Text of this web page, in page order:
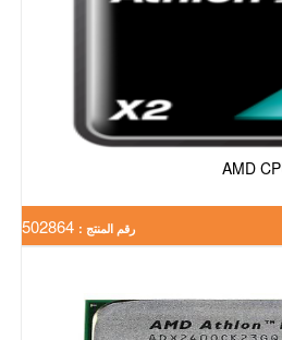
AMD
رقم المنتج :